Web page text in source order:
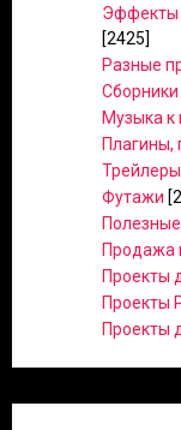
Эффекты
[2425]
Разные
Сборники
Музыка к
Плагины,
Футажи
Продажа
Проекты
Проекты
Проекты